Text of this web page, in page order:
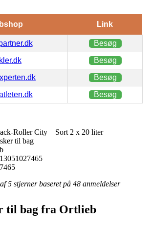
Link
Besøg
Besøg
Besøg
Besøg
Roller City – Sort 2 x 20 liter
til bag
5 stjerner baseret på 48 anmeldelser
til bag fra Ortlieb